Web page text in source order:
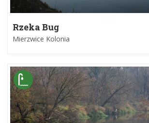
Rzeka Bug
Mierzwice Kolonia